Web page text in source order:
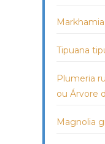
Tipuana
Plumeria
ou Árvore
Magnolia